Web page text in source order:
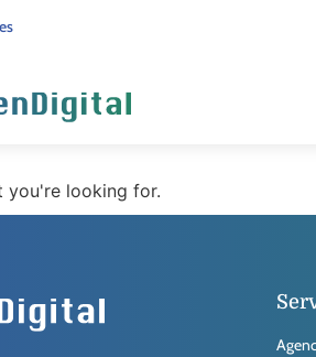
you're looking for.